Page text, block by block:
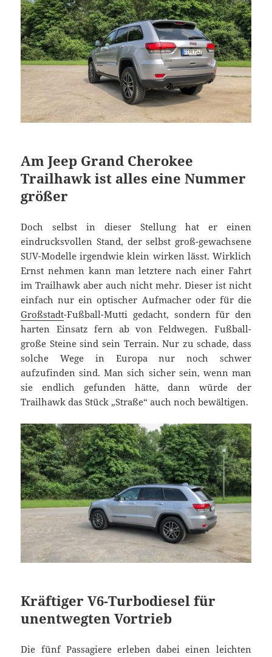
Am Jeep Grand Cherokee
Trailhawk ist alles eine Nummer
größer
Doch selbst in dieser Stellung hat er einen
eindrucksvollen Stand, der selbst groß-gewachsene
SUV-Modelle irgendwie klein wirken lässt. Wirklich
Ernst nehmen kann man letztere nach einer Fahrt
im Trailhawk aber auch nicht mehr. Dieser ist nicht
einfach nur ein optischer Aufmacher oder für die
Großstadt-Fußball-Mutti gedacht, sondern für den
harten Einsatz fern ab von Feldwegen. Fußball-
große Steine sind sein Terrain. Nur zu schade, dass
solche Wege in Europa nur noch schwer
aufzufinden sind. Man sich sicher sein, wenn man
sie endlich gefunden hätte, dann würde der
Trailhawk das Stück „Straße“ auch noch bewältigen.
Kräftiger V6-Turbodiesel für
unentwegten Vortrieb
Die fünf Passagiere erleben dabei einen leichten